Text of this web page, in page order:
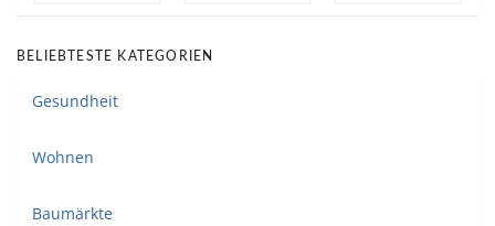
BELIEBTESTE KATEGORIEN
Gesundheit
Wohnen
Baumärkte